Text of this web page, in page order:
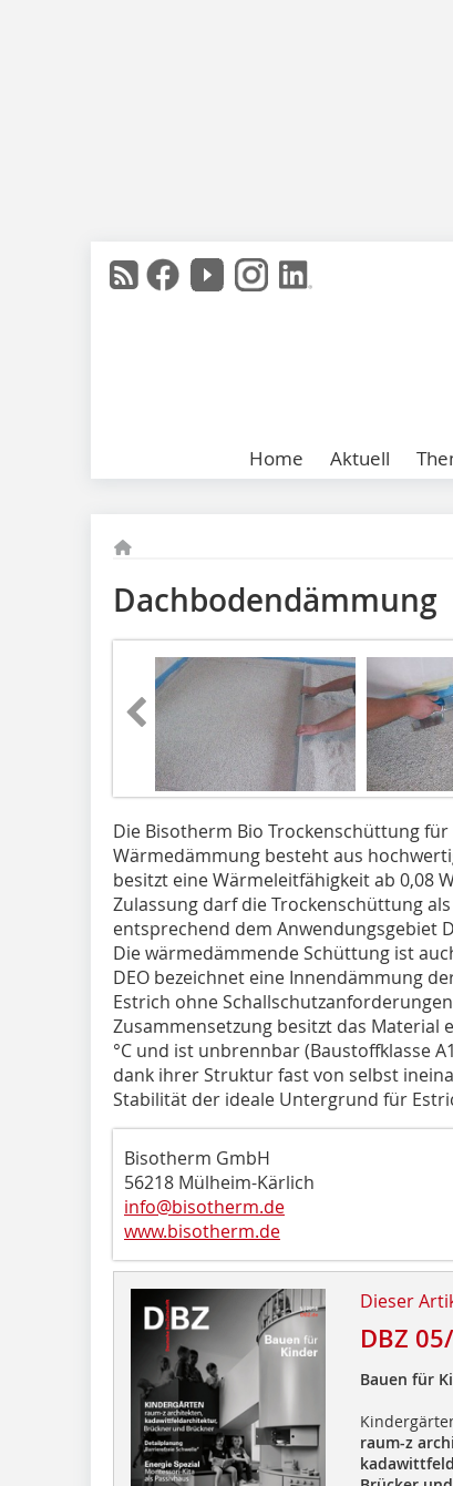
Home Aktuell
Dachbodendämmung
Die Bisotherm Bio Trockenschüttung
Wärmedämmung besteht aus
besitzt eine Wärmeleitfähigkeit ab 0,08
Zulassung darf die Trockenschüttung
entsprechend dem Anwendungsgebiet
Die wärmedämmende Schüttung ist
DEO bezeichnet eine Innendämmung
Estrich ohne
Zusammensetzung besitzt das Material
°C und ist unbrennbar (Baustoffklasse
dank ihrer Struktur fast von selbst
Stabilität der ideale Untergrund für
Bisotherm GmbH
56218 Mülheim-Kärlich
info@bisotherm.de
www.bisotherm.de
Dieser
DBZ
Bauen für
raum-z
kadawittfeld